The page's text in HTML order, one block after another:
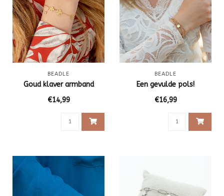
BEADLE
Goud klaver armband
€14,99
BEADLE
Een gevulde pols!
€16,99